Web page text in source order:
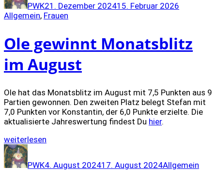
PWK21. Dezember 202415. Februar 2026
Allgemein, Frauen
Ole gewinnt Monatsblitz
im August
Ole hat das Monatsblitz im August mit 7,5 Punkten aus 9
Partien gewonnen. Den zweiten Platz belegt Stefan mit
7,0 Punkten vor Konstantin, der 6,0 Punkte erzielte. Die
aktualisierte Jahreswertung findest Du hier.
„Ole
gewinnt
Monatsblitz
im
weiterlesen
Autor
PWK4. August 202417. August 2024Allgemein